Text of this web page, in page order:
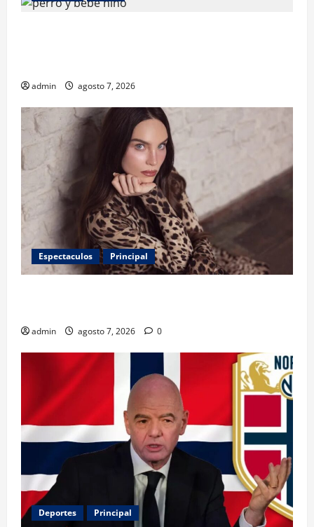
admin agosto 7, 2026
Espectaculos Principal
admin agosto 7, 2026 0
Deportes Principal